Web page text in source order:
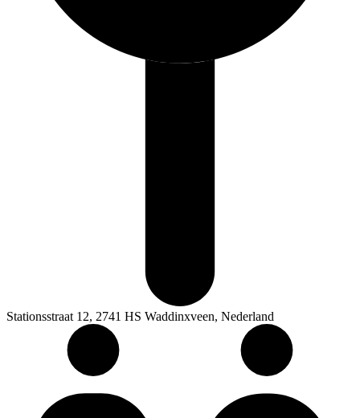
Stationsstraat 12, 2741 HS Waddinxveen, Nederland